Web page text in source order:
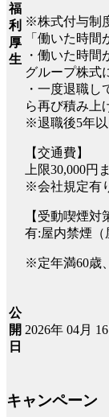
福
利
厚
生
※株式付与制
「働いた時間
・働いた時
グループ株式
・一度退職
ら再び積み上
※退職後5年以
【交通費】
上限30,000円
※会社規定有
【受動喫煙対
有:屋内禁煙（
※定年満60歳
公
開
日
2026年 04月 16
キャンペーン